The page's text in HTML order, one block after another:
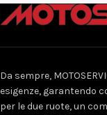
Da sempre,
esigenze, garantendo
per le due ruote, un